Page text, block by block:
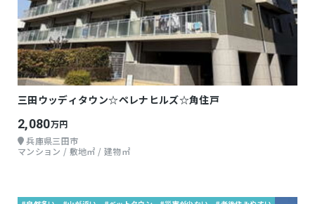
三田ウッディタウン☆ペレナヒルズ☆角住戸
2,080万円
兵庫県三田市
マンション / 敷地㎡ / 建物㎡